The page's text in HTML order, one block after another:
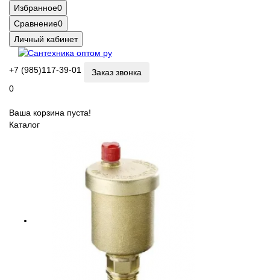
Избранное0
Сравнение0
Личный кабинет
+7 (985)117-39-01
Заказ звонка
0
Ваша корзина пуста!
Каталог